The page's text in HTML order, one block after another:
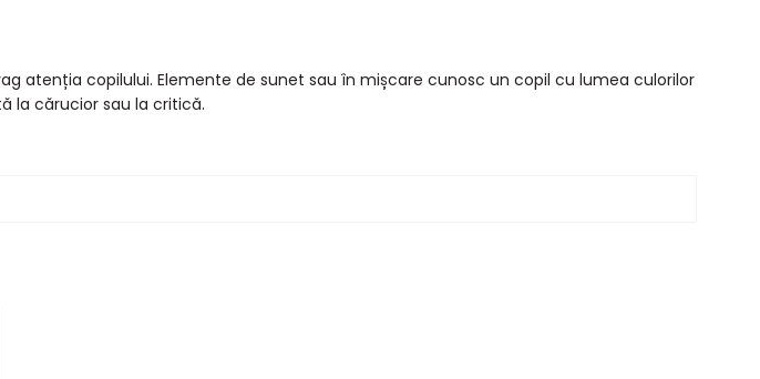
atenția copilului. Elemente de sunet sau în mișcare cunosc un copil cu lumea culorilor
la cărucior sau la critică.